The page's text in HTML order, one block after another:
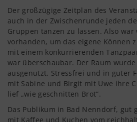
Der großzügige Zeitplan des
auch in der Zwischenrunde jeden
Gruppen tanzen zu lassen. Also war
vorhanden, um das ei­gene Können
mit einem konkurrierenden
war überschaubar. Der Raum
ausgenutzt. Stressfrei und in guter
mit Sabine und Birgit mit Uwe ihre
lief „wie geschnitten Brot“.
Das Publikum in Bad Nenndorf, gut
mit Kaffee und Kuchen vom